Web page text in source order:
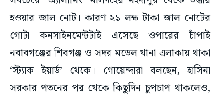
হওয়ার জাল নোট। কারণ ২১ লক্ষ টাকা জাল নোটের
গোটা কনসাইনমেন্টটাই এসেছে ওপারের চাঁপাই
নবাবগঞ্জের শিবগঞ্জ ও সদর মডেল থানা এলাকায় থাকা
‘স্ট্যাক ইয়ার্ড’ থেকে। গোয়েন্দারা বলছেন, হাসিনা
সরকার পতনের পর থেকে কিছুদিন চুপচাপ থাকলেও,